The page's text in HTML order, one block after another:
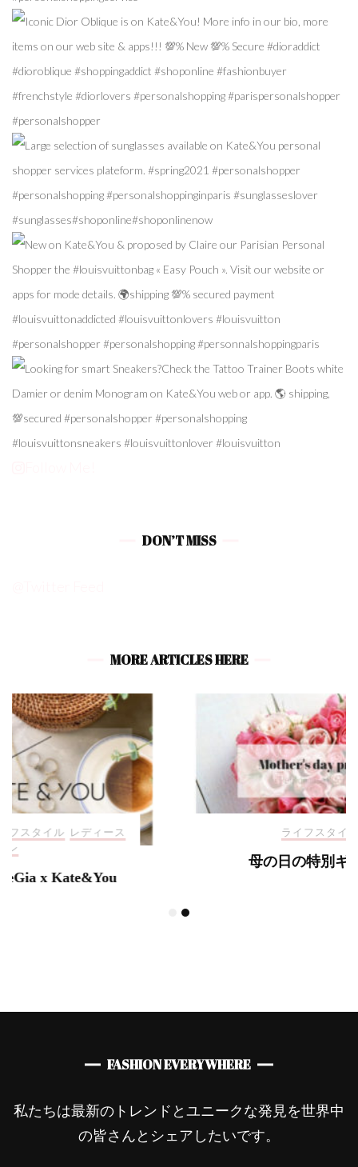
DON’T MISS
MORE ARTICLES HERE
ライフスタイル
母の日の特別ギフト！
FASHION EVERYWHERE
私たちは最新のトレンドとユニークな発見を世界中
の皆さんとシェアしたいです。